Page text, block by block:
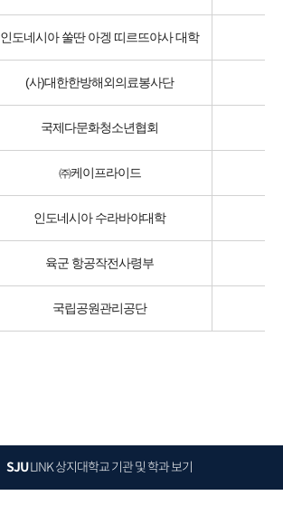
인도네시아 쑬딴 아겡 띠르뜨야사 대학
(사)대한한방해외의료봉사단
국제다문화청소년협회
㈜케이프라이드
인도네시아 수라바야대학
육군 항공작전사령부
국립공원관리공단
SJULINK상지대학교 기관 및 학과 보기